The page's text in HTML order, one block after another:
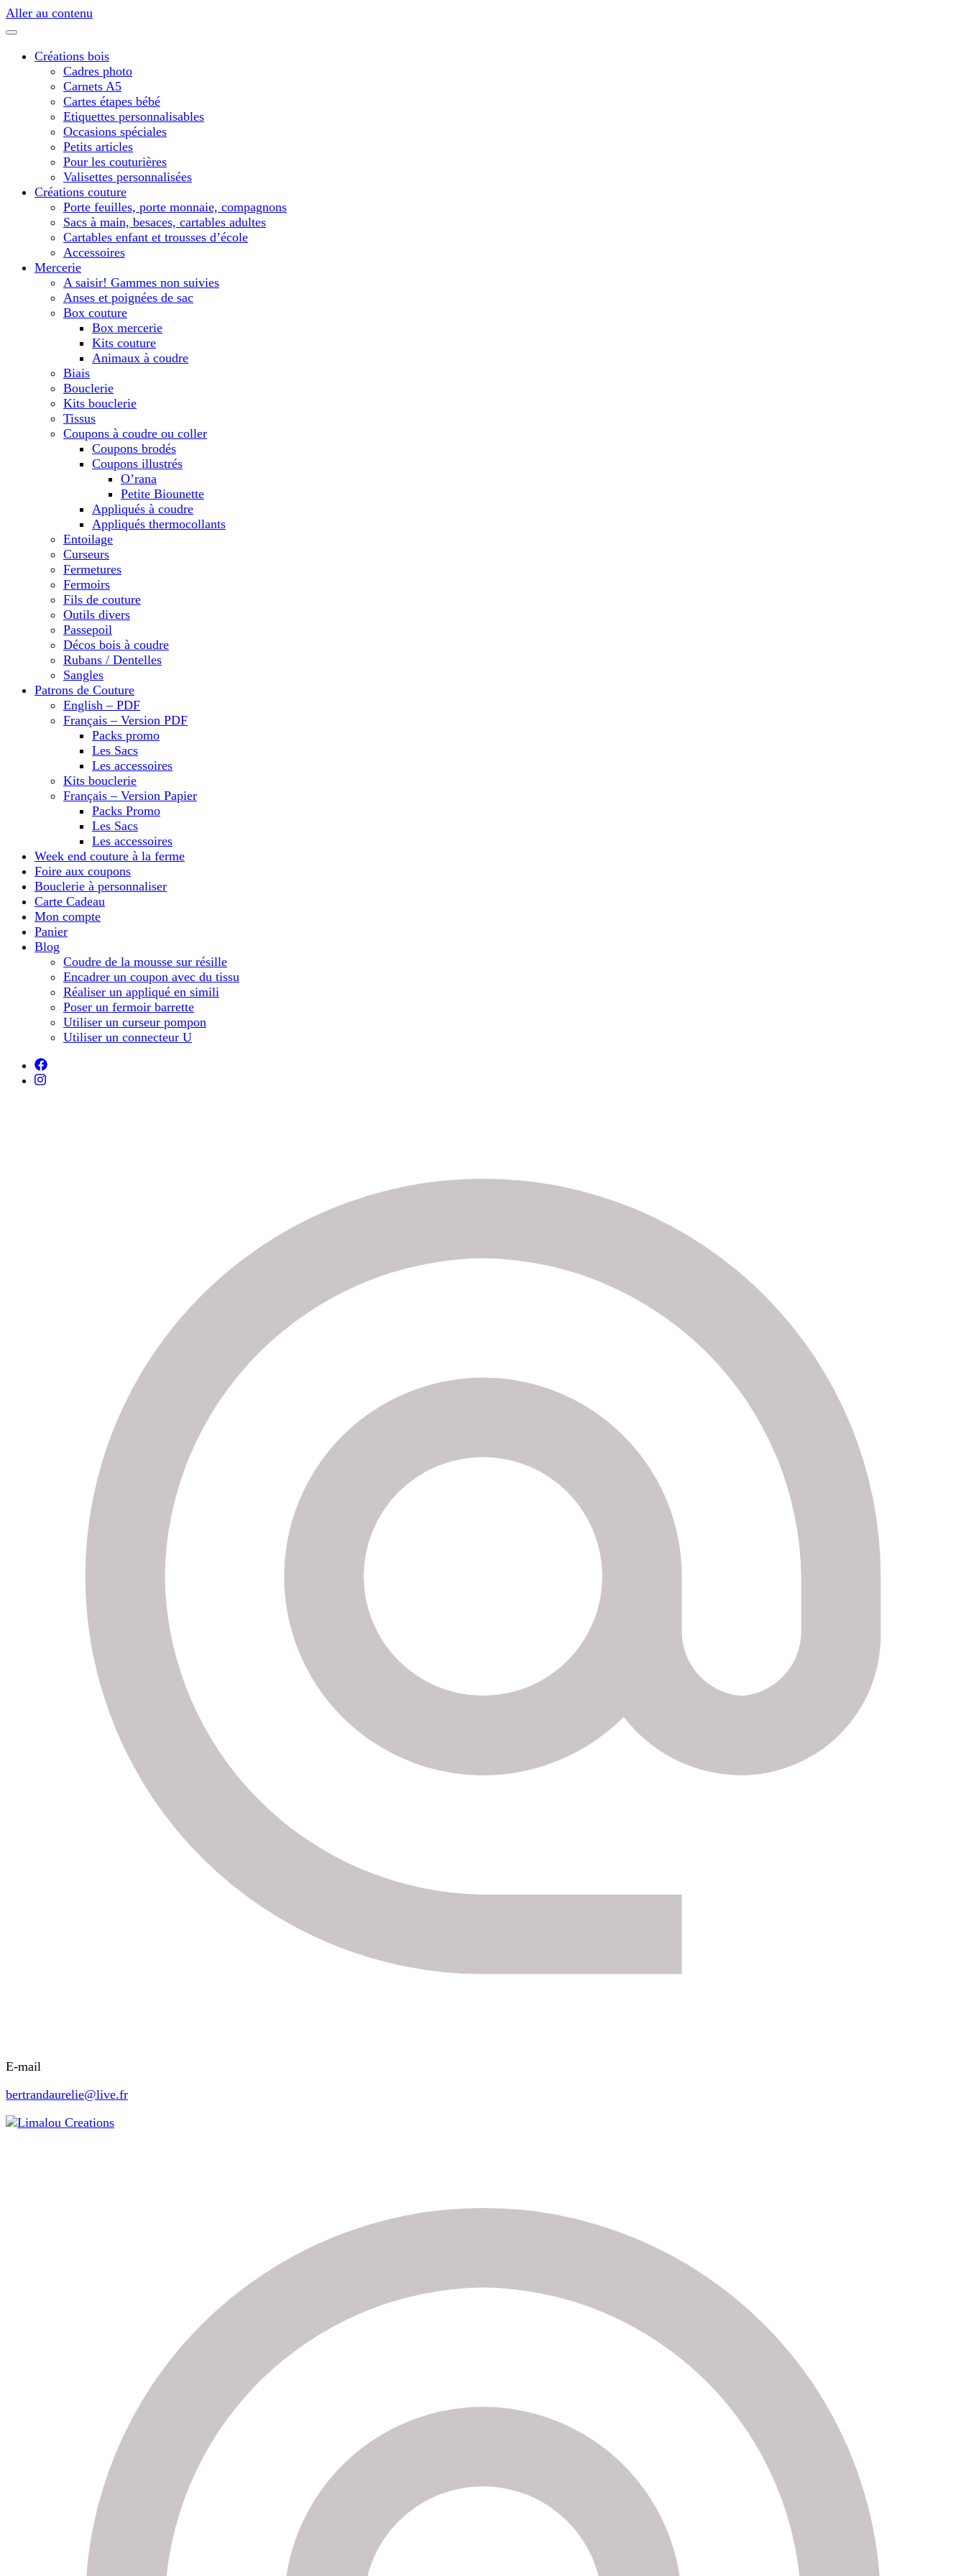
Aller au contenu
Créations bois
Cadres photo
Carnets A5
Cartes étapes bébé
Etiquettes personnalisables
Occasions spéciales
Petits articles
Pour les couturières
Valisettes personnalisées
Créations couture
Porte feuilles, porte monnaie, compagnons
Sacs à main, besaces, cartables adultes
Cartables enfant et trousses d’école
Accessoires
Mercerie
A saisir! Gammes non suivies
Anses et poignées de sac
Box couture
Box mercerie
Kits couture
Animaux à coudre
Biais
Bouclerie
Kits bouclerie
Tissus
Coupons à coudre ou coller
Coupons brodés
Coupons illustrés
O’rana
Petite Biounette
Appliqués à coudre
Appliqués thermocollants
Entoilage
Curseurs
Fermetures
Fermoirs
Fils de couture
Outils divers
Passepoil
Décos bois à coudre
Rubans / Dentelles
Sangles
Patrons de Couture
English – PDF
Français – Version PDF
Packs promo
Les Sacs
Les accessoires
Kits bouclerie
Français – Version Papier
Packs Promo
Les Sacs
Les accessoires
Week end couture à la ferme
Foire aux coupons
Bouclerie à personnaliser
Carte Cadeau
Mon compte
Panier
Blog
Coudre de la mousse sur résille
Encadrer un coupon avec du tissu
Réaliser un appliqué en simili
Poser un fermoir barrette
Utiliser un curseur pompon
Utiliser un connecteur U
E-mail
bertrandaurelie@live.fr